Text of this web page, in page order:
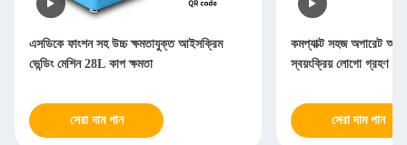
এসডিকে ফাংশন সহ উচ্চ ক্ষমতাযুক্ত আইসক্রিম
ভেন্ডিং মেশিন 28L কাপ ক্ষমতা
সেরা দাম পান
কমপ্যাক্ট সহজ অপারেট
স্বয়ংক্রিয় লোগো গ্রহণ
সেরা দাম পান